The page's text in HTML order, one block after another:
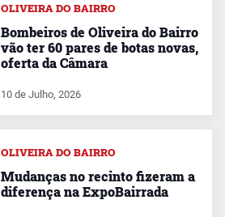
OLIVEIRA DO BAIRRO
Bombeiros de Oliveira do Bairro
vão ter 60 pares de botas novas,
oferta da Câmara
10 de Julho, 2026
OLIVEIRA DO BAIRRO
Mudanças no recinto fizeram a
diferença na ExpoBairrada